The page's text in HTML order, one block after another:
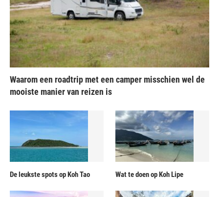
Waarom een roadtrip met een camper misschien wel de
mooiste manier van reizen is
De leukste spots op Koh Tao Wat te doen op Koh Lipe